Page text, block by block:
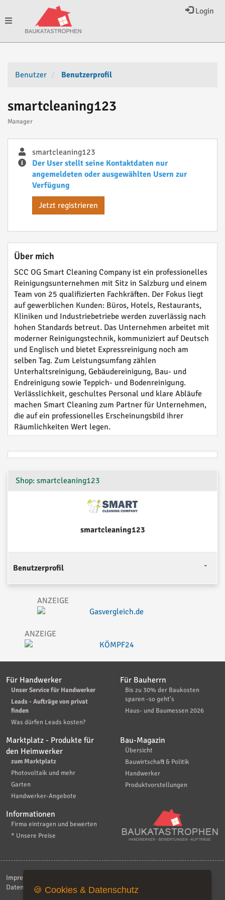
Login
Toggle
Benutzer
Benutzerprofil
smartcleaning123
Manager
smartcleaning123
Der User stellt seine Kontaktdaten nur
angemeldeten oder ausgewählten Usern zur
Verfügung
Jetzt registrieren
Über mich
SCC OG Smart Cleaning Company ist ein professionelles
Reinigungsunternehmen mit Sitz in Salzburg und einem
Team von 25 qualifizierten Fachkräften. Der Fokus liegt
auf gewerblichen Kunden: Büros, Hotels, Restaurants,
Kliniken und Industriebetriebe werden zuverlässig nach
hohen Standards betreut. Das Unternehmen arbeitet mit
moderner Reinigungstechnik, kommuniziert auf Deutsch
und Englisch und bietet Expressreinigung noch am
selben Tag. Zum Leistungsumfang zählen
Unterhaltsreinigung, Gebäudereinigung, Bau- und
Endreinigung sowie Teppich- und Bodenreinigung.
Verlässlichkeit, geschultes Personal und klare Abläufe
machen Smart Cleaning zum Partner für Unternehmen,
die auf ein professionelles Erscheinungsbild ihrer
Räumlichkeiten Wert legen.
Shop: smartcleaning123
smartcleaning123
Benutzerprofil
Für Handwerker
Unser Service für Handwerker
Leads - Aufträge von privat
finden
Was dürfen Leads kosten?
Für Bauherrn
Bis zu 30% der Baukosten
sparen -so geht's
Haus- und Baumessen 2026
Marktplatz - Produkte für
den Heimwerker
zum Marktplatz
Photovoltaik und mehr
Garten
Handwerker-Angebote
Bau-Magazin
Übersicht
Bauwirtschaft & Politik
Handwerker
Produktvorstellungen
Informationen
Firma eintragen und bewerten
* Unsere Preise
Impressum
Datenschutzerklärung| FAQ
🍪 Cookies & Datenschutz